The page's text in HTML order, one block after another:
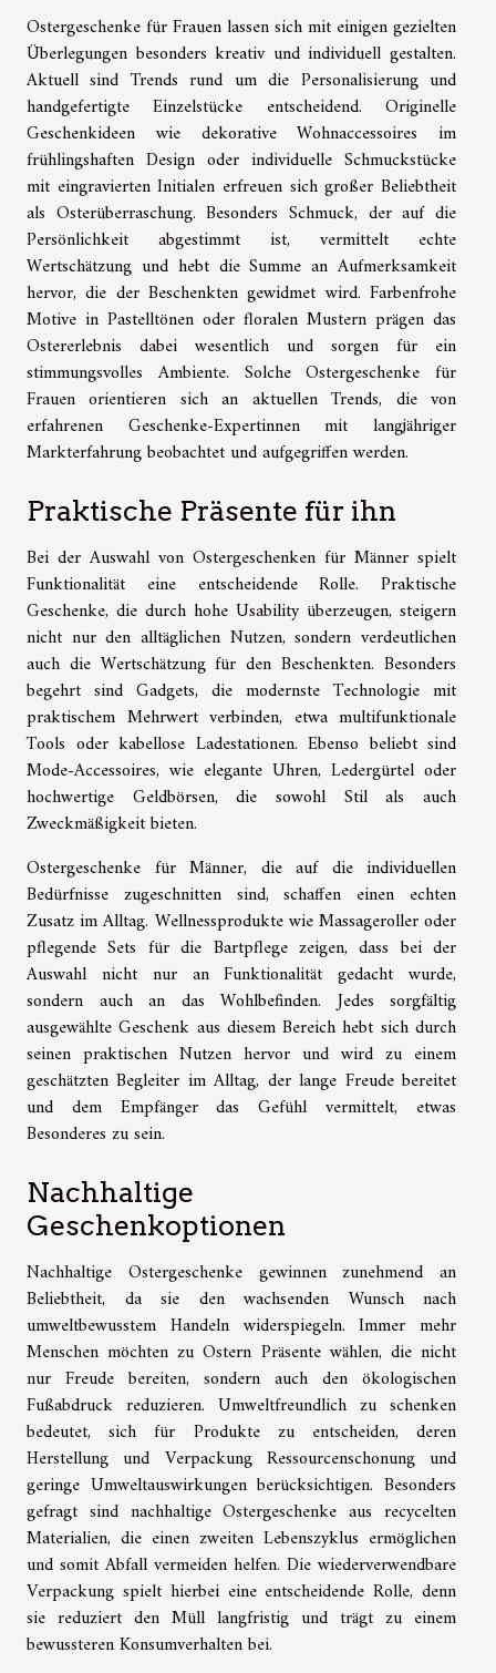
Ostergeschenke für Frauen lassen sich mit einigen gezielten
Überlegungen besonders kreativ und individuell gestalten.
Aktuell sind Trends rund um die Personalisierung und
handgefertigte Einzelstücke entscheidend. Originelle
Geschenkideen wie dekorative Wohnaccessoires im
frühlingshaften Design oder individuelle Schmuckstücke
mit eingravierten Initialen erfreuen sich großer Beliebtheit
als Osterüberraschung. Besonders Schmuck, der auf die
Persönlichkeit abgestimmt ist, vermittelt echte
Wertschätzung und hebt die Summe an Aufmerksamkeit
hervor, die der Beschenkten gewidmet wird. Farbenfrohe
Motive in Pastelltönen oder floralen Mustern prägen das
Ostererlebnis dabei wesentlich und sorgen für ein
stimmungsvolles Ambiente. Solche Ostergeschenke für
Frauen orientieren sich an aktuellen Trends, die von
erfahrenen Geschenke-Expertinnen mit langjähriger
Markterfahrung beobachtet und aufgegriffen werden.
Praktische Präsente für ihn
Bei der Auswahl von Ostergeschenken für Männer spielt
Funktionalität eine entscheidende Rolle. Praktische
Geschenke, die durch hohe Usability überzeugen, steigern
nicht nur den alltäglichen Nutzen, sondern verdeutlichen
auch die Wertschätzung für den Beschenkten. Besonders
begehrt sind Gadgets, die modernste Technologie mit
praktischem Mehrwert verbinden, etwa multifunktionale
Tools oder kabellose Ladestationen. Ebenso beliebt sind
Mode-Accessoires, wie elegante Uhren, Ledergürtel oder
hochwertige Geldbörsen, die sowohl Stil als auch
Zweckmäßigkeit bieten.
Ostergeschenke für Männer, die auf die individuellen
Bedürfnisse zugeschnitten sind, schaffen einen echten
Zusatz im Alltag. Wellnessprodukte wie Massageroller oder
pflegende Sets für die Bartpflege zeigen, dass bei der
Auswahl nicht nur an Funktionalität gedacht wurde,
sondern auch an das Wohlbefinden. Jedes sorgfältig
ausgewählte Geschenk aus diesem Bereich hebt sich durch
seinen praktischen Nutzen hervor und wird zu einem
geschätzten Begleiter im Alltag, der lange Freude bereitet
und dem Empfänger das Gefühl vermittelt, etwas
Besonderes zu sein.
Nachhaltige
Geschenkoptionen
Nachhaltige Ostergeschenke gewinnen zunehmend an
Beliebtheit, da sie den wachsenden Wunsch nach
umweltbewusstem Handeln widerspiegeln. Immer mehr
Menschen möchten zu Ostern Präsente wählen, die nicht
nur Freude bereiten, sondern auch den ökologischen
Fußabdruck reduzieren. Umweltfreundlich zu schenken
bedeutet, sich für Produkte zu entscheiden, deren
Herstellung und Verpackung Ressourcenschonung und
geringe Umweltauswirkungen berücksichtigen. Besonders
gefragt sind nachhaltige Ostergeschenke aus recycelten
Materialien, die einen zweiten Lebenszyklus ermöglichen
und somit Abfall vermeiden helfen. Die wiederverwendbare
Verpackung spielt hierbei eine entscheidende Rolle, denn
sie reduziert den Müll langfristig und trägt zu einem
bewussteren Konsumverhalten bei.